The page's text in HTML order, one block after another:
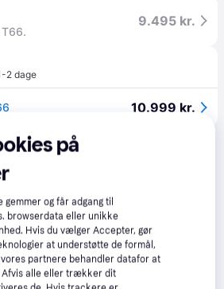
9.495 kr.
2 dage
10.999 kr.
på
gemmer og får adgang til
browserdata eller unikke
Hvis du vælger Accepter, gør
at understøtte de formål,
partnere behandler datafor at
Afvis alle eller trækker dit